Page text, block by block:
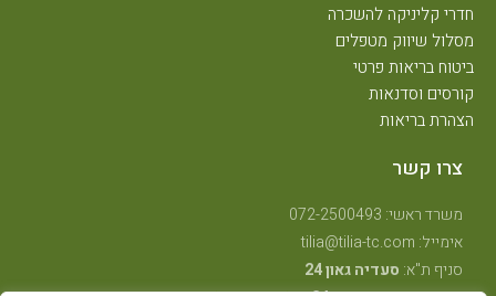
חדרי קליניקה להשכרה
מסלול שיווק מטפלים
ביטוח בריאות פרטי
קורסים וסדנאות
הצהרת בריאות
צרו קשר
משרד ראשי: 072-2500493
אימייל: tilia@tilia-tc.com
סניף ת"א: סעדיה גאון 24